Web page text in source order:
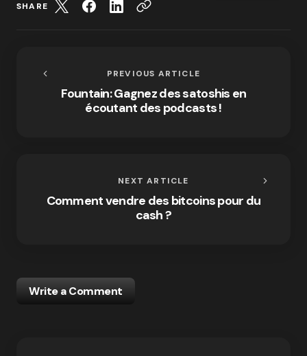
SHARE
PREVIOUS ARTICLE
Fountain: Gagnez des satoshis en
écoutant des podcasts !
NEXT ARTICLE
Comment vendre des bitcoins pour du
cash ?
Write a Comment